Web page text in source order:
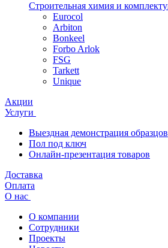
Строительная химия и
Eurocol
Arbiton
Bonkeel
Forbo Arlok
FSG
Tarkett
Unique
Акции
Услуги
Выездная демонстрация образцов
Пол под ключ
Онлайн-презентация товаров
Доставка
Оплата
О нас
О компании
Сотрудники
Проекты